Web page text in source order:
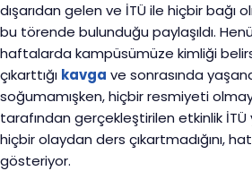
dışarıdan gelen ve İTÜ ile hiçbir bağı
bu törende bulunduğu paylaşıldı.
haftalarda kampüsümüze kimliği
çıkarttığı kavga ve sonrasında
soğumamışken, hiçbir resmiyeti
tarafından gerçekleştirilen etkinlik
hiçbir olaydan ders çıkartmadığını,
gösteriyor.